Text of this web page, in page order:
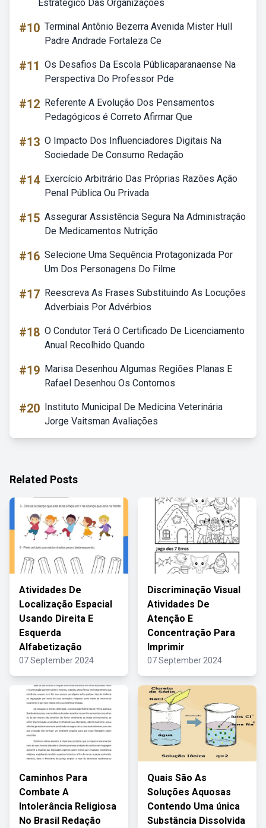
Estratégico Das Organizações
#10 Terminal Antônio Bezerra Avenida Mister Hull
Padre Andrade Fortaleza Ce
#11 Os Desafios Da Escola Públicaparanaense Na
Perspectiva Do Professor Pde
#12 Referente A Evolução Dos Pensamentos
Pedagógicos é Correto Afirmar Que
#13 O Impacto Dos Influenciadores Digitais Na
Sociedade De Consumo Redação
#14 Exercício Arbitrário Das Próprias Razões Ação
Penal Pública Ou Privada
#15 Assegurar Assistência Segura Na Administração
De Medicamentos Nutrição
#16 Selecione Uma Sequência Protagonizada Por
Um Dos Personagens Do Filme
#17 Reescreva As Frases Substituindo As Locuções
Adverbiais Por Advérbios
#18 O Condutor Terá O Certificado De Licenciamento
Anual Recolhido Quando
#19 Marisa Desenhou Algumas Regiões Planas E
Rafael Desenhou Os Contornos
#20 Instituto Municipal De Medicina Veterinária
Jorge Vaitsman Avaliações
Related Posts
Atividades De
Localização Espacial
Usando Direita E
Esquerda
Alfabetização
07 September 2024
Discriminação Visual
Atividades De
Atenção E
Concentração Para
Imprimir
07 September 2024
Caminhos Para
Combate A
Intolerância Religiosa
No Brasil Redação
Quais São As
Soluções Aquosas
Contendo Uma única
Substância Dissolvida